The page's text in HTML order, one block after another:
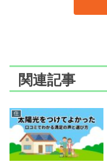
関連記事
住